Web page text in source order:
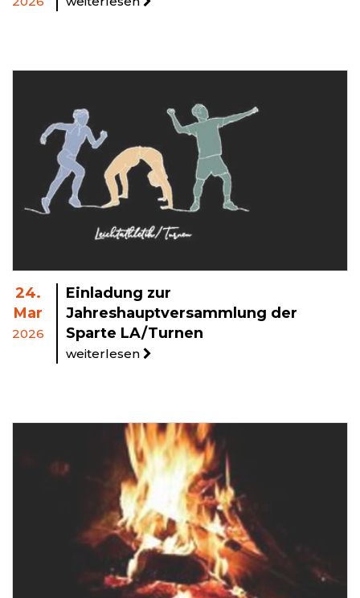
24.
Mar
2026
Einladung zur
Jahreshauptversammlung der
Sparte LA/Turnen
weiterlesen